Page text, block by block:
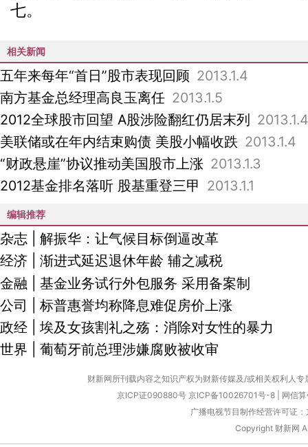
七。
相关新闻
五年来每年“首日”股市表现回顾 2013.1.4
南方基金总经理高良玉离任 2013.1.5
2012全球股市回望 A股涉险翻红仍居末列 2013.1.4
美联储或在年内结束购债 美股小幅收跌 2013.1.4
“财政悬崖”协议推动美国股市上涨 2013.1.3
2012基金排名落听 股基重登三甲 2013.1.1
编辑推荐
杂志
解振华：让气候目标倒逼改革
经济
渐进式延迟退休年龄 辅之减税
金融
基金业务试行外包服务 采用备案制
公司
标普惠誉均称降息难促房价上涨
政经
埃及女孩割礼之殇：消除对女性的暴力
世界
葡萄牙前总理涉嫌腐败被收审
财新网所刊载内容之知识产权为财新传媒及/或相关权利人
京ICP证090880号 京ICP备10026701号-8
网信
广播电视节目制作经营许可证
Copyright 财新网